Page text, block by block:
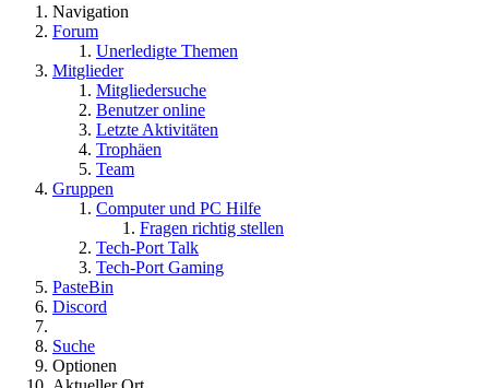
Navigation
Forum
Unerledigte Themen
Mitglieder
Mitgliedersuche
Benutzer online
Letzte Aktivitäten
Trophäen
Team
Gruppen
Computer und PC Hilfe
Fragen richtig stellen
Tech-Port Talk
Tech-Port Gaming
PasteBin
Discord
Suche
Optionen